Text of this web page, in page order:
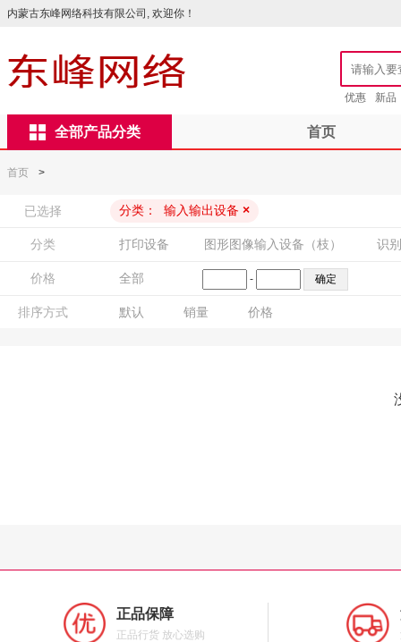
内蒙古东峰网络科技有限公司, 欢迎你！
优惠 新品
全部产品分类 首页
首页 >
已选择 分类： 输入输出设备 ×
分类 打印设备 图形图像输入设备（枝） 识
价格 全部 -
排序方式 默认 销量 价格
正品保障
正品行货 放心选购